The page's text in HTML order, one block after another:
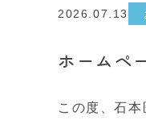
2026.07.13
ホームペ
この度、石